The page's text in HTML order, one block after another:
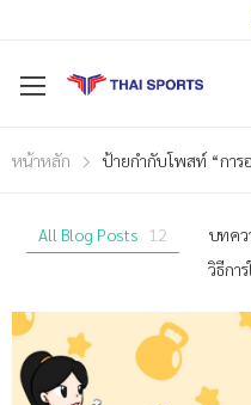
หน้าหลัก ป้ายกำกับโพสท์ “การ
All Blog Posts 12 บทคว
วิธีกา